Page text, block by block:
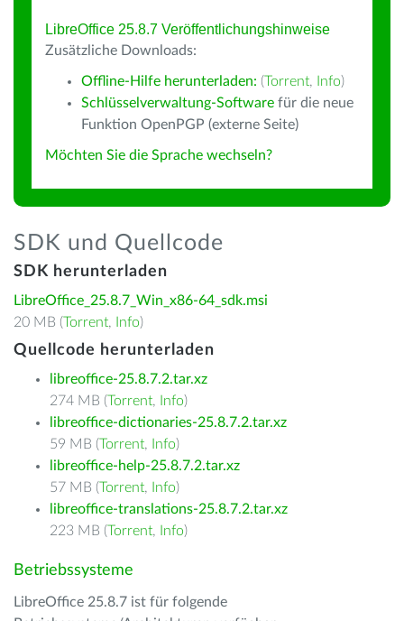
LibreOffice 25.8.7 Veröffentlichungshinweise
Zusätzliche Downloads:
Offline-Hilfe herunterladen: (Torrent, Info)
Schlüsselverwaltung-Software für die neue
Funktion OpenPGP (externe Seite)
Möchten Sie die Sprache wechseln?
SDK und Quellcode
SDK herunterladen
LibreOffice_25.8.7_Win_x86-64_sdk.msi
20 MB (Torrent, Info)
Quellcode herunterladen
libreoffice-25.8.7.2.tar.xz
274 MB (Torrent, Info)
libreoffice-dictionaries-25.8.7.2.tar.xz
59 MB (Torrent, Info)
libreoffice-help-25.8.7.2.tar.xz
57 MB (Torrent, Info)
libreoffice-translations-25.8.7.2.tar.xz
223 MB (Torrent, Info)
Betriebssysteme
LibreOffice 25.8.7 ist für folgende